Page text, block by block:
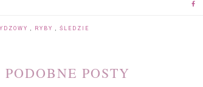
RYBY ŚLEDZIE
PODOBNE POSTY